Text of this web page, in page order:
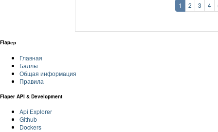
1 2 3 4
Flapер
Главная
Баллы
Общая информация
Правила
Flaper API & Development
Api Explorer
Github
Dockers